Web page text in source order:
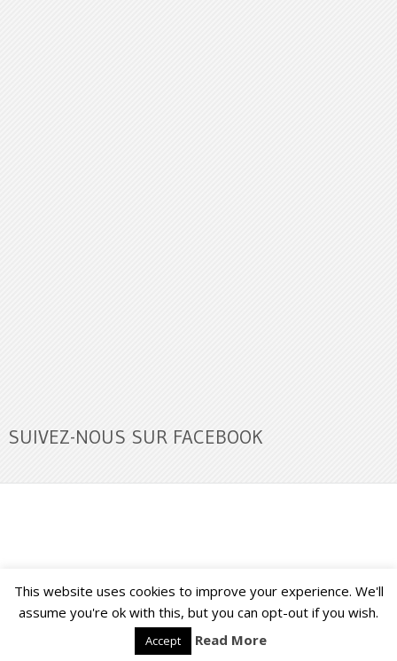
SUIVEZ-NOUS SUR FACEBOOK
Buzz Ultra Copyright © 2026. Back to Top ↑
This website uses cookies to improve your experience. We'll
assume you're ok with this, but you can opt-out if you wish.
Accept Read More
Français English ( Anglais)